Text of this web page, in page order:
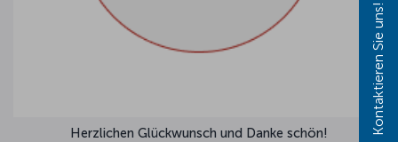
Herzlichen Glückwunsch und Danke schön! Kontaktieren Sie uns!